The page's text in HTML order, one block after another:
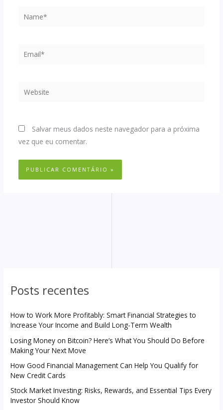
Email*
Website
Salvar meus dados neste navegador para a próxima
vez que eu comentar.
Posts recentes
How to Work More Profitably: Smart Financial Strategies to
Increase Your Income and Build Long-Term Wealth
Losing Money on Bitcoin? Here’s What You Should Do Before
Making Your Next Move
How Good Financial Management Can Help You Qualify for
New Credit Cards
Stock Market Investing: Risks, Rewards, and Essential Tips Every
Investor Should Know